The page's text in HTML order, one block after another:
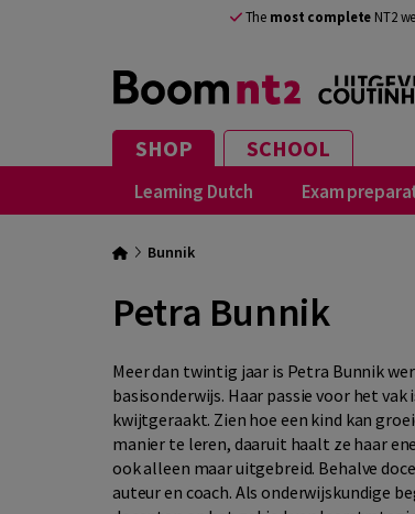
The most complete NT2
SHOP SCHOOL
Learning Dutch Exam
Bunnik
Petra Bunnik
Meer dan twintig jaar is Petra Bunnik
basisonderwijs. Haar passie voor het
kwijtgeraakt. Zien hoe een kind kan
manier te leren, daaruit haalt ze haar
ook alleen maar uitgebreid. Behalve
auteur en coach. Als onderwijskundige